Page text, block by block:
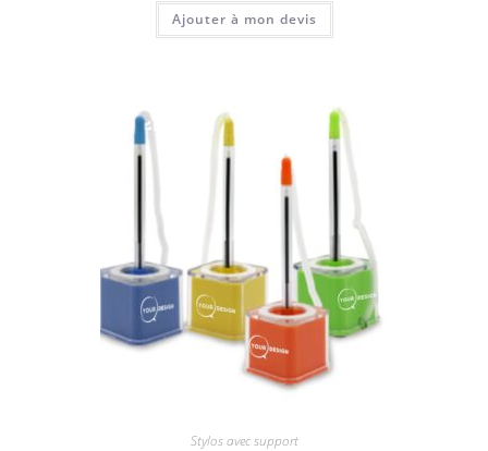
Ajouter à mon devis
Stylos avec support